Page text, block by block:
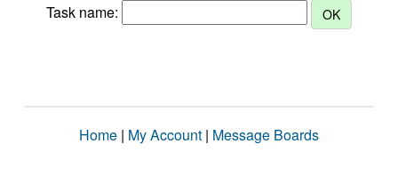
Task name:
Home | My Account | Message Boards